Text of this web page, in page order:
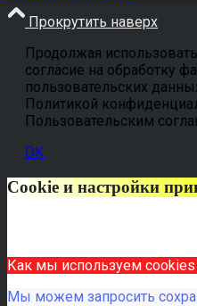
Прокрутить наверх
Продолжая
согласие на обработку
пользовательских
Политикой
Пользовательским
OK
Cookie и настройки
Как мы используем cookies
Мы можем запросить